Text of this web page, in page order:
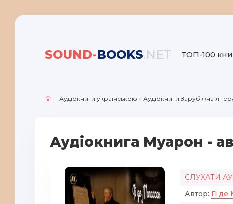
SOUND-BOOKS.NET ТОП-100
Аудіокниги українською » Аудіокниги Зарубіжна
Аудіокнига Муарон -
СЛУХАТИ
Автор: Гі де